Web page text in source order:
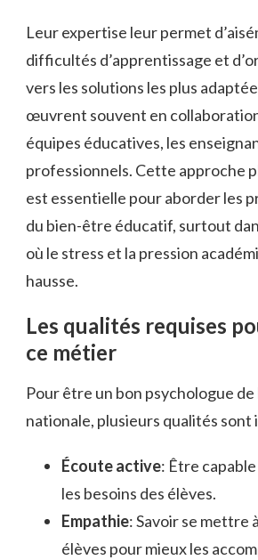
Leur expertise leur permet
difficultés d’apprentissage et
vers les solutions les plus
œuvrent souvent en
équipes éducatives, les
professionnels. Cette approche
est essentielle pour aborder les
du bien-être éducatif, surtout
où le stress et la pression
hausse.
Les qualités requises
ce métier
Pour être un bon psychologue de
nationale, plusieurs qualités sont
Écoute active: Être
les besoins des élèves.
Empathie: Savoir se mettre
élèves pour mieux les